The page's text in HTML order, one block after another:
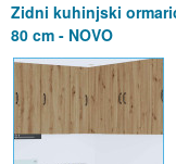
Zidni kuhinjski
80 cm - NOVO